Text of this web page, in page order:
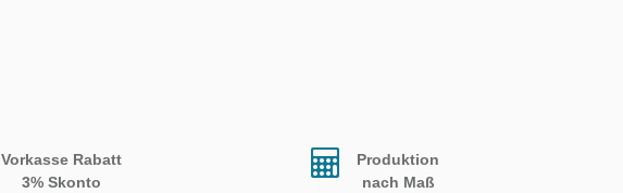
Vorkasse Rabatt
3% Skonto
Produktion
nach Maß